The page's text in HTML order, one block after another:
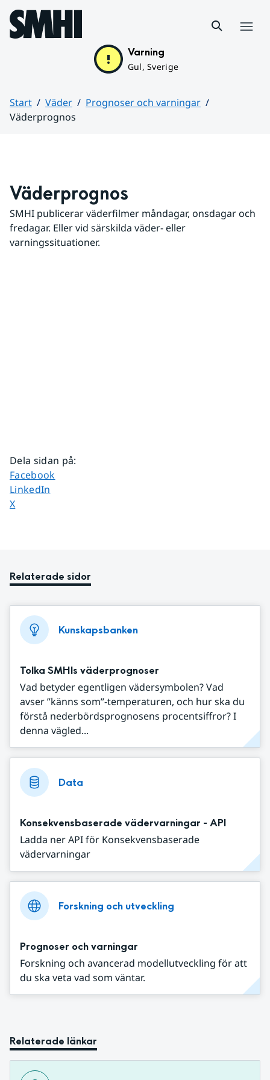
Hoppa till sidans innehåll
Varning
Gul, Sverige
Start Väder
Prognoser och varningar
Väderprognos
Väderprognos
SMHI publicerar väderfilmer måndagar, onsdagar och
fredagar. Eller vid särskilda väder- eller
varningssituationer.
Dela sidan på:
Dela sidan på
Facebook
Dela sidan på
LinkedIn
Dela sidan på
X
Relaterade sidor
Kunskapsbanken
Tolka SMHIs väderprognoser
Vad betyder egentligen vädersymbolen? Vad
avser ”känns som”-temperaturen, och hur ska du
förstå nederbördsprognosens procentsiffror? I
denna vägled...
Data
Konsekvensbaserade vädervarningar - API
Ladda ner API för Konsekvensbaserade
vädervarningar
Forskning och utveckling
Prognoser och varningar
Forskning och avancerad modellutveckling för att
du ska veta vad som väntar.
Relaterade länkar